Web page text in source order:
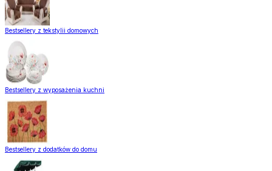
Bestsellery z tekstylii domowych
Bestsellery z wyposażenia kuchni
Bestsellery z dodatków do domu